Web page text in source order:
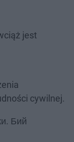
jest
cywilnej.
Бий